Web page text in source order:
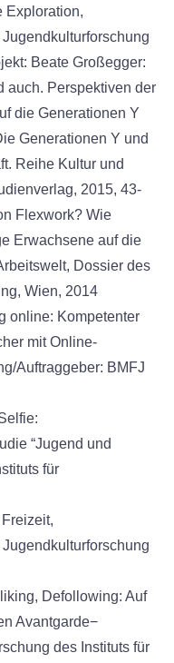
Exploration,
Beate Großegger:
auch. Perspektiven der
die Generationen Y
Generationen Y und
Reihe Kultur und
2015, 43-
Flexwork? Wie
Erwachsene auf die
Dossier des
Wien, 2014
online: Kompetenter
mit Online-
Auftraggeber: BMFJ
“Jugend und
für
Defollowing: Auf
Avantgarde−
des Instituts für